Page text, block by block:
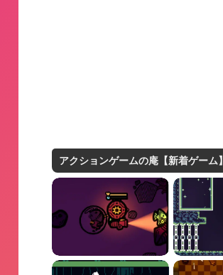
アクションゲームの庵【新着ゲーム】